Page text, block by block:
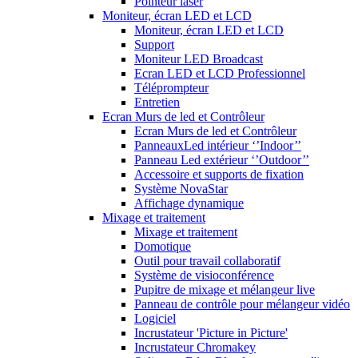
Moniteur, écran LED et LCD
Moniteur, écran LED et LCD
Support
Moniteur LED Broadcast
Ecran LED et LCD Professionnel
Téléprompteur
Entretien
Ecran Murs de led et Contrôleur
Ecran Murs de led et Contrôleur
PanneauxLed intérieur ‘’Indoor’’
Panneau Led extérieur ‘’Outdoor’’
Accessoire et supports de fixation
Système NovaStar
Affichage dynamique
Mixage et traitement
Mixage et traitement
Domotique
Outil pour travail collaboratif
Système de visioconférence
Pupitre de mixage et mélangeur live
Panneau de contrôle pour mélangeur vidéo
Logiciel
Incrustateur 'Picture in Picture'
Incrustateur Chromakey